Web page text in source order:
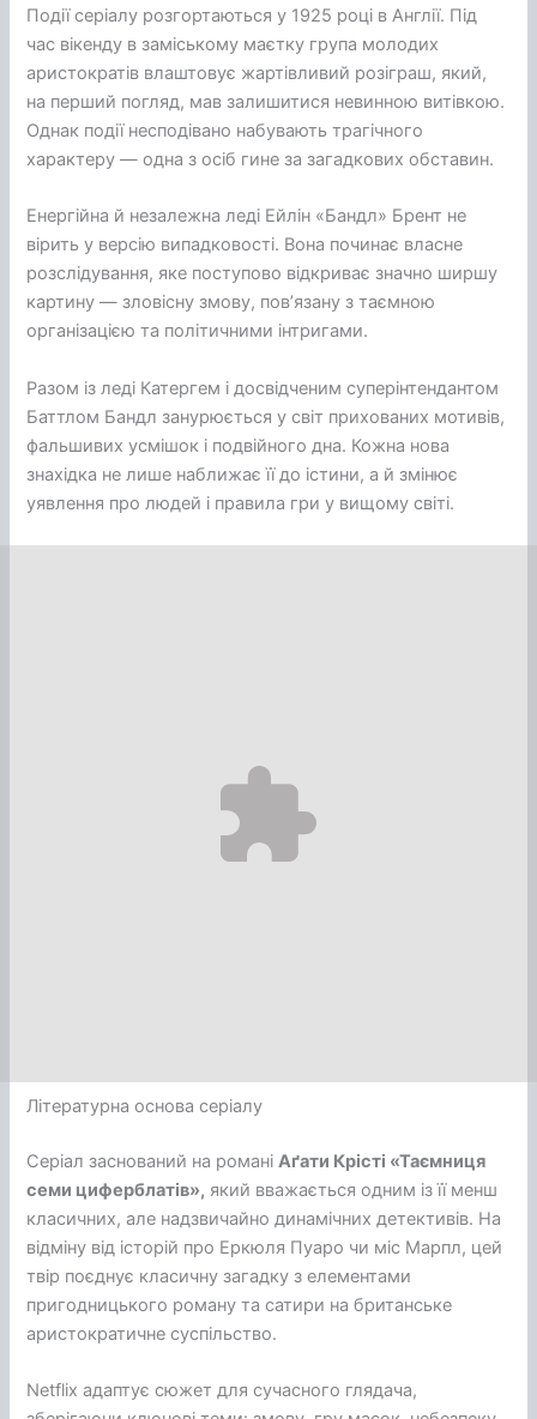
Події серіалу розгортаються у 1925 році в Англії. Під
час вікенду в заміському маєтку група молодих
аристократів влаштовує жартівливий розіграш, який,
на перший погляд, мав залишитися невинною витівкою.
Однак події несподівано набувають трагічного
характеру — одна з осіб гине за загадкових обставин.
Енергійна й незалежна леді Ейлін «Бандл» Брент не
вірить у версію випадковості. Вона починає власне
розслідування, яке поступово відкриває значно ширшу
картину — зловісну змову, пов’язану з таємною
організацією та політичними інтригами.
Разом із леді Катергем і досвідченим суперінтендантом
Баттлом Бандл занурюється у світ прихованих мотивів,
фальшивих усмішок і подвійного дна. Кожна нова
знахідка не лише наближає її до істини, а й змінює
уявлення про людей і правила гри у вищому світі.
Літературна основа серіалу
Серіал заснований на романіАґати Крісті «Таємниця
семи циферблатів», який вважається одним із її менш
класичних, але надзвичайно динамічних детективів. На
відміну від історій про Еркюля Пуаро чи міс Марпл, цей
твір поєднує класичну загадку з елементами
пригодницького роману та сатири на британське
аристократичне суспільство.
Netflix адаптує сюжет для сучасного глядача,